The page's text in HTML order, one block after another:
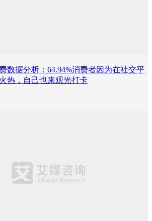
数据分析：64.94%消费者因为在社交平
热，自己也来观光打卡